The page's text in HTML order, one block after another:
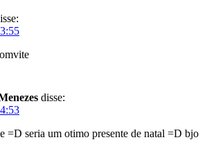
disse:
=D seria um otimo presente de natal =D bjo